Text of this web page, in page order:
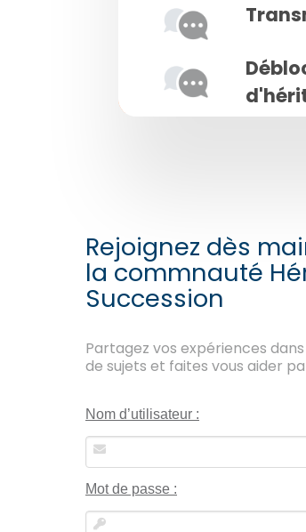
Rejoignez dès
la commnauté
Succession
Partagez vos expériences
de sujets et faites vous aider
Nom d’utilisateur :
Mot de passe :